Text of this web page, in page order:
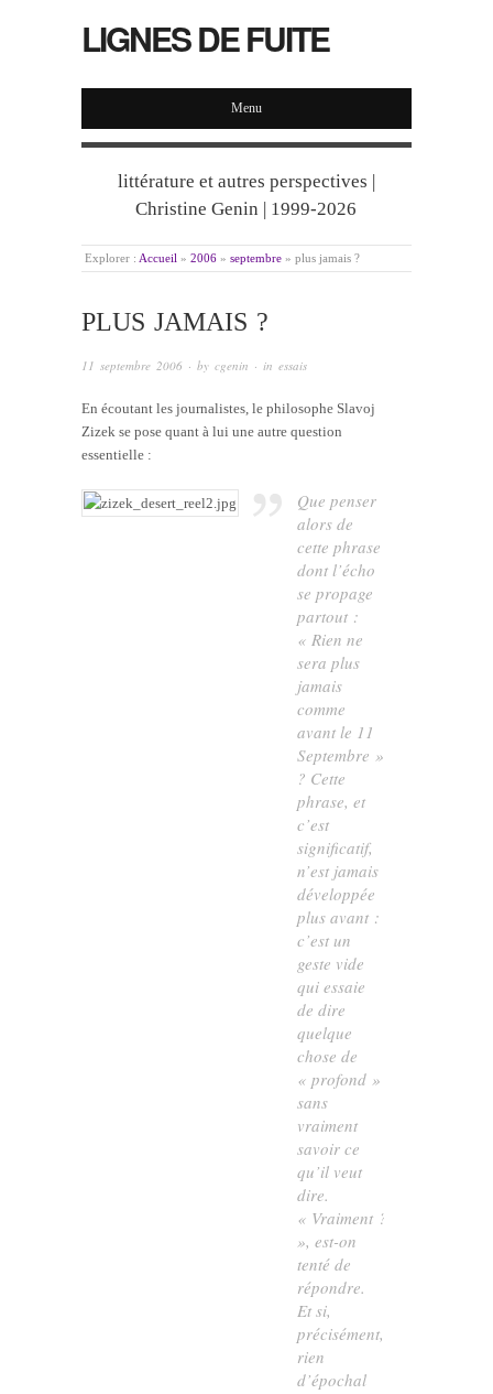
LIGNES DE FUITE
Menu
littérature et autres perspectives |
Christine Genin | 1999-2026
Explorer : Accueil » 2006 » septembre » plus jamais ?
PLUS JAMAIS ?
11 septembre 2006 · by cgenin · in essais
En écoutant les journalistes, le philosophe Slavoj
Zizek se pose quant à lui une autre question
essentielle :
Que penser
alors de
cette phrase
dont l’écho
se propage
partout :
« Rien ne
sera plus
jamais
comme
avant le 11
Septembre »
? Cette
phrase, et
c’est
significatif,
n’est jamais
développée
plus avant :
c’est un
geste vide
qui essaie
de dire
quelque
chose de
« profond »
sans
vraiment
savoir ce
qu’il veut
dire.
« Vraiment ?
», est-on
tenté de
répondre.
Et si,
précisément,
rien
d’épochal